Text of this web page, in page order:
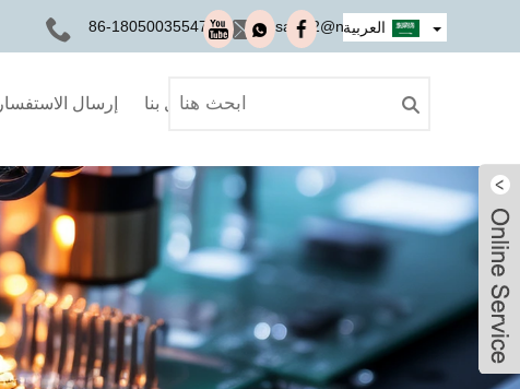
+86-18050035547 sales2@nseauto.com
العربية
إرسال الاستفسار اتصل بنا
Ivy